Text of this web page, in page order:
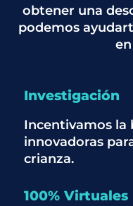
obtener una
podemos
Investigación
Incentivamos la
innovadoras
crianza.
100% Virtuales